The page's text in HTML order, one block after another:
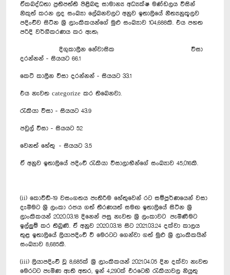
ඒකබද්ධතා ප්‍රතිපත්ති පිළිබඳ සාමාන්‍ය අධ්‍යක්ෂ මණ්ඩලය විසින්
නිකුත් කරන ලද සංඛ්‍යා ලේඛනවලට අනුව ඉතාලියේ නීත්‍යනුකූලව
පදිංචිව සිටින ශ්‍රී ලාංකිකයන්ගේ මුළු සංඛ්‍යාව 104,688කි. එය පහත
පරිදි වර්ගීකරණය කර ඇත;
දිගුකාලීන නේවාසික වීසා
දරන්නන් - සියයට 66.1
කෙටි කාලීන වීසා දරන්නන් - සියයට 33.1
එය නැවත categorize කර තිබෙනවා.
රැකියා වීසා - සියයට 43.9
පවුල් වීසා - සියයට 52
වෙනත් හේතු - සියයට 3.5
ඒ අනුව ඉතාලියේ පදිංචි රැකියා වීසාලාභීන්ගේ සංඛ්‍යාව 45,016කි.
(ii) කොවිඩ්-19 වසංගතය පැතිරීම හේතුවෙන් රට සම්පූර්ණයෙන් වසා
දැමීමට ශ්‍රී ලංකා රජය ගත් තීරණයත් සමඟ ඉතාලියේ සිටින ශ්‍රී
ලාංකිකයන් 2020.03.18 දිනෙන් පසු නැවත ශ්‍රී ලංකාවට පැමිණීමට
ඉල්ලුම් කර තිබුණි. ඒ අනුව 2020.03.18 සිට 2021.03.24 දක්වා කාලය
තුළ ඉතාලියේ ලියාපදිංචි වී මෙරටට ගෙන්වා ගත් මුළු ශ්‍රී ලාංකිකයින්
සංඛ්‍යාව 8,685කි.
(iii) ලියාපදිංචි වූ 8,685ක් ශ්‍රී ලාංකිකයන් 2021.04.05 දින දක්වා නැවත
මෙරටට පැමිණ ඇති අතර, ඉන් 4,290ක් එරටෙහි රැකියාවල නියුතු